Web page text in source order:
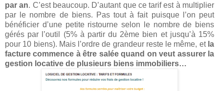
par an. C’est beaucoup. D’autant que ce tarif est à multiplier
par le nombre de biens. Pas tout à fait puisque l’on peut
bénéficier d’une petite ristourne selon le nombre de biens
gérés par l’outil (5% à partir du 2ème bien et jusqu’à 15%
pour 10 biens). Mais l’ordre de grandeur reste le même, et la
facture commence à être salée quand on veut assurer la
gestion locative de plusieurs biens immobiliers…